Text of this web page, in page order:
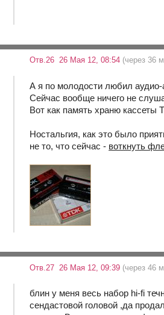
Отв.26 26 Мая 12, 08:54 (через 36
А я по молодости любил аудио-
Сейчас вообще ничего не
Вот как память храню кассеты
Ностальгия, как это было
не то, что сейчас - воткнуть
Отв.27 26 Мая 12, 09:39 (через 46
блин у меня весь набор hi-fi
сендастовой головой ,да